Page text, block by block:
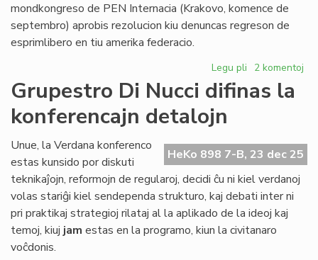
mondkongreso de PEN Internacia (Krakovo, komence de
septembro) aprobis rezolucion kiu denuncas regreson de
esprimlibero en tiu amerika federacio.
Legu pli pri
la
jaro
ĉe
la
Atlantiko
2 komentoj
Grupestro Di Nucci difinas la
konferencajn detalojn
HeKo 898 7-B, 23 dec 25
Unue, la Verdana konferenco
estas kunsido por diskuti
teknikaĵojn, reformojn de regularoj, decidi ĉu ni kiel verdanoj
volas stariĝi kiel sendependa strukturo, kaj debati inter ni
pri praktikaj strategioj rilataj al la aplikado de la ideoj kaj
temoj, kiuj jam estas en la programo, kiun la civitanaro
voĉdonis.